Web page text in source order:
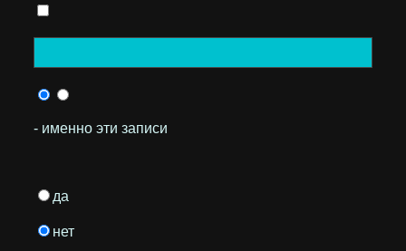
- именно эти записи
да
нет